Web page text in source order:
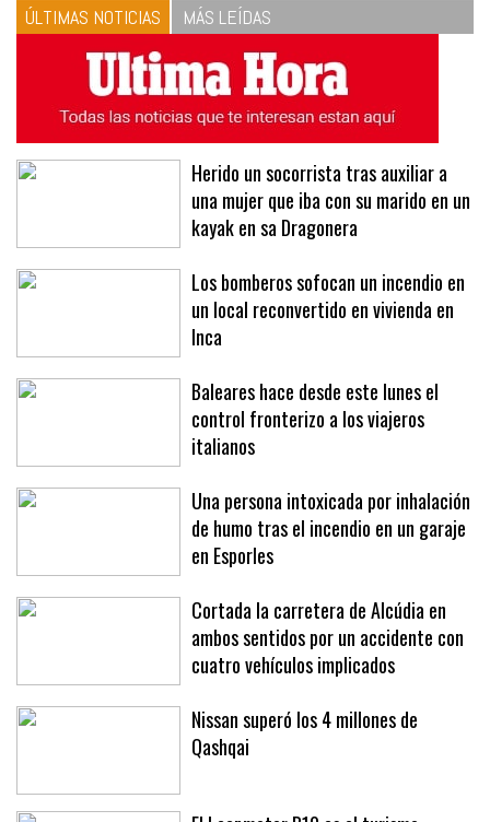
ÚLTIMAS NOTICIAS MÁS LEÍDAS
Herido un socorrista tras auxiliar a
una mujer que iba con su marido en un
kayak en sa Dragonera
Los bomberos sofocan un incendio en
un local reconvertido en vivienda en
Inca
Baleares hace desde este lunes el
control fronterizo a los viajeros
italianos
Una persona intoxicada por inhalación
de humo tras el incendio en un garaje
en Esporles
Cortada la carretera de Alcúdia en
ambos sentidos por un accidente con
cuatro vehículos implicados
Nissan superó los 4 millones de
Qashqai